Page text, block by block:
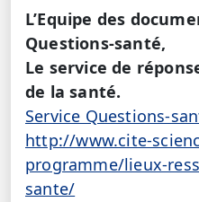
L’Equipe des
Questions-santé,
Le service de
de la santé.
Service Questions-
http://www.cite-
programme/lieux-
sante/